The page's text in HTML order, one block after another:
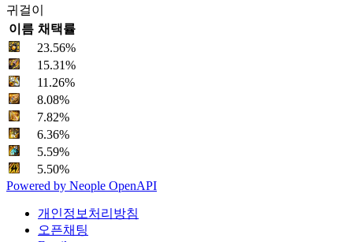
귀걸이
이름 채택률
23.56%
15.31%
11.26%
8.08%
7.82%
6.36%
5.59%
5.50%
Powered by Neople OpenAPI
개인정보처리방침
오픈채팅